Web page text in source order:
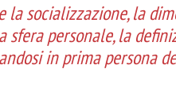
la socializzazione, la
sfera personale, la
in prima persona